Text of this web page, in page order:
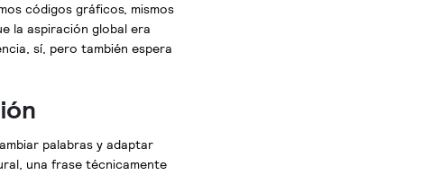
códigos gráficos, mismos
la aspiración global era
sí, pero también espera
palabras y adaptar
una frase técnicamente